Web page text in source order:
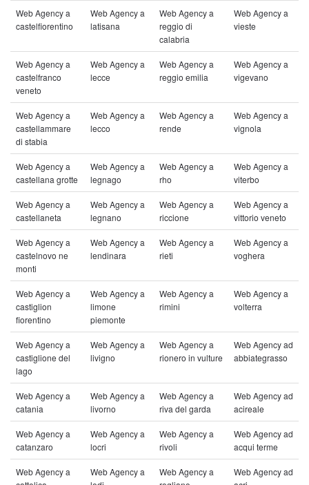
Web Agency a
castelfiorentino
Web Agency a
latisana
Web Agency a
reggio di
calabria
Web Agency a
vieste
Web Agency a
castelfranco
veneto
Web Agency a
lecce
Web Agency a
reggio emilia
Web Agency a
vigevano
Web Agency a
castellammare
di stabia
Web Agency a
lecco
Web Agency a
rende
Web Agency a
vignola
Web Agency a
castellana grotte
Web Agency a
legnago
Web Agency a
rho
Web Agency a
viterbo
Web Agency a
castellaneta
Web Agency a
legnano
Web Agency a
riccione
Web Agency a
vittorio veneto
Web Agency a
castelnovo ne
monti
Web Agency a
lendinara
Web Agency a
rieti
Web Agency a
voghera
Web Agency a
castiglion
fiorentino
Web Agency a
limone
piemonte
Web Agency a
rimini
Web Agency a
volterra
Web Agency a
castiglione del
lago
Web Agency a
livigno
Web Agency a
rionero in vulture
Web Agency ad
abbiategrasso
Web Agency a
catania
Web Agency a
livorno
Web Agency a
riva del garda
Web Agency ad
acireale
Web Agency a
catanzaro
Web Agency a
locri
Web Agency a
rivoli
Web Agency ad
acqui terme
Web Agency a
Web Agency a
Web Agency a
Web Agency ad